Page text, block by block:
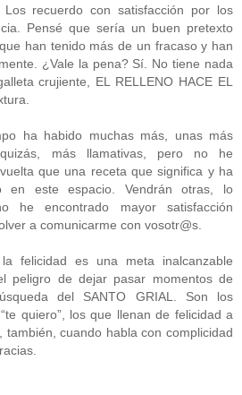
recuerdo con satisfacción por los
Pensé que sería un buen pretexto
han tenido más de un fracaso y han
¿Vale la pena? Sí. No tiene nada
crujiente, EL RELLENO HACE EL
ha habido muchas más, unas más
más llamativas, pero no he
que una receta que significa y ha
en este espacio. Vendrán otras, lo
he encontrado mayor satisfacción
a comunicarme con vosotr@s.
felicidad es una meta inalcanzable
peligro de dejar pasar momentos de
del SANTO GRIAL. Son los
quiero”, los que llenan de felicidad a
también, cuando habla con complicidad